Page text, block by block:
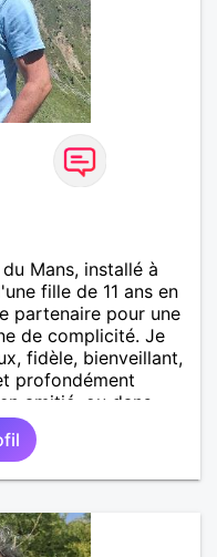
Mans, installé à
fille de 11 ans en
partenaire pour une
de complicité. Je
fidèle, bienveillant,
profondément
amitié, ou dans
donner, mais
réciproque, car pour
sur le respect,
dans cette
j’ai la chance